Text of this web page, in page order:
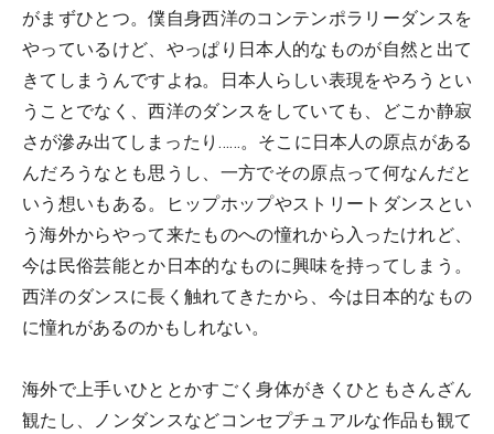
がまずひとつ。僕自身西洋のコンテンポラリーダンスを
やっているけど、やっぱり日本人的なものが自然と出て
きてしまうんですよね。日本人らしい表現をやろうとい
うことでなく、西洋のダンスをしていても、どこか静寂
さが滲み出てしまったり……。そこに日本人の原点がある
んだろうなとも思うし、一方でその原点って何なんだと
いう想いもある。ヒップホップやストリートダンスとい
う海外からやって来たものへの憧れから入ったけれど、
今は民俗芸能とか日本的なものに興味を持ってしまう。
西洋のダンスに長く触れてきたから、今は日本的なもの
に憧れがあるのかもしれない。
海外で上手いひととかすごく身体がきくひともさんざん
観たし、ノンダンスなどコンセプチュアルな作品も観て